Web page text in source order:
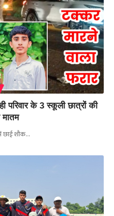
परिवार के 3 स्कूली छात्रों की
छाई शौक…